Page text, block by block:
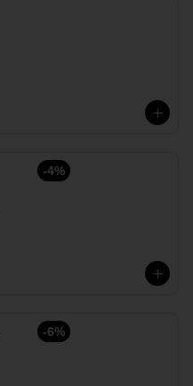
-4%
-6%